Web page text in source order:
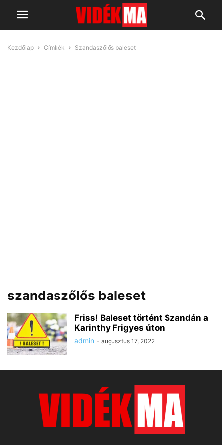
Kezdőlap Címkék Szandaszőlős baleset
szandaszőlős baleset
Friss! Baleset történt Szandán a
Karinthy Frigyes úton
admin - augusztus 17, 2022